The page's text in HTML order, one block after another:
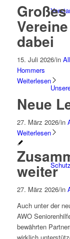
dabei
15. Juli 2026/in
Hommers
Weiterlesen
Neue
27. März 2026/in
Weiterlesen
weiter
27. März 2026/in
Auch unter der
AWO
bewährten